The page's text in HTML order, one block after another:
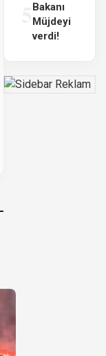
Bakanı
Müjdeyi
verdi!